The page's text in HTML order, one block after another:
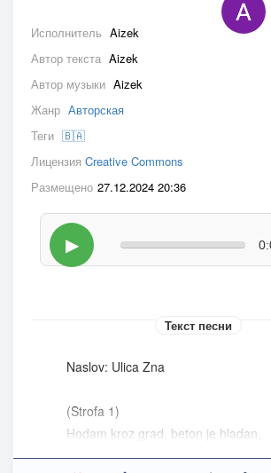
Исполнитель Aizek
Автор текста Aizek
Автор музыки Aizek
Жанр Авторская
Теги 🇧🇦
Лицензия Creative Commons
Размещено 27.12.2024 20:36
▶
Текст песни
Naslov: Ulica Zna
(Strofa 1)
Hodam kroz grad, beton je hladan,
Svaka zgrada priča, svaka noć je